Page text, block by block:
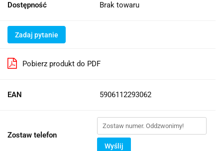
Dostępność Brak towaru
Zadaj pytanie
Pobierz produkt do PDF
EAN 5906112293062
Zostaw telefon
Wyślij